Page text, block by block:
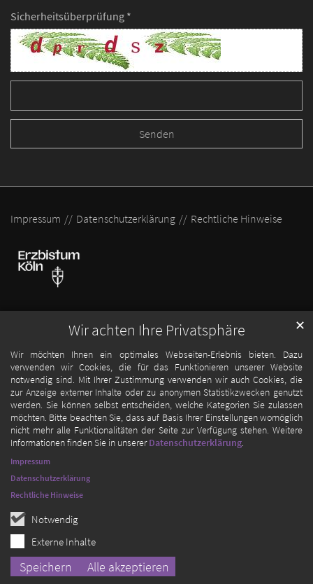
Wir achten Ihre Privatsphäre
Wir möchten Ihnen ein optimales Webseiten-Erlebnis bieten. Dazu
verwenden wir Cookies, die für das Funktionieren unserer Website
notwendig sind. Mit Ihrer Zustimmung verwenden wir auch Cookies, die
zur Anzeige externer Inhalte oder zu anonymen Statistikzwecken genutzt
werden. Sie können selbst entscheiden, welche Kategorien Sie zulassen
möchten. Bitte beachten Sie, dass auf Basis Ihrer Einstellungen womöglich
nicht mehr alle Funktionalitäten der Seite zur Verfügung stehen. Weitere
Informationen finden Sie in unsererDatenschutzerklärung.
Notwendig
Externe Inhalte
Speichern Alle akzeptieren
✕
Impressum
Datenschutzerklärung
Rechtliche Hinweise
Sicherheitsüberprüfung *
Impressum Datenschutzerklärung Rechtliche Hinweise